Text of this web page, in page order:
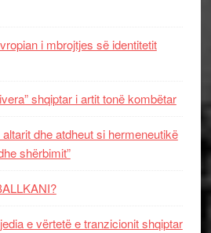
i mbrojtjes së identitetit
shqiptar i artit tonë kombëtar
dhe atdheut si hermeneutikë
shërbimit”
e vërtetë e tranzicionit shqiptar